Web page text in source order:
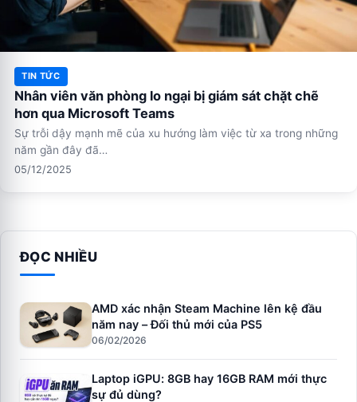
TIN TỨC
Nhân viên văn phòng lo ngại bị giám sát chặt chẽ
hơn qua Microsoft Teams
Sự trỗi dậy mạnh mẽ của xu hướng làm việc từ xa trong những
năm gần đây đã…
05/12/2025
ĐỌC NHIỀU
AMD xác nhận Steam Machine lên kệ đầu
năm nay – Đối thủ mới của PS5
06/02/2026
Laptop iGPU: 8GB hay 16GB RAM mới thực
sự đủ dùng?